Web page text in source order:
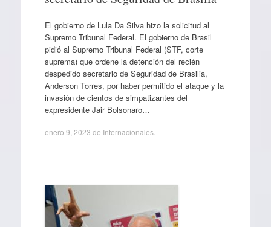
El gobierno de Lula Da Silva hizo la solicitud al
Supremo Tribunal Federal. El gobierno de Brasil
pidió al Supremo Tribunal Federal (STF, corte
suprema) que ordene la detención del recién
despedido secretario de Seguridad de Brasilia,
Anderson Torres, por haber permitido el ataque y la
invasión de cientos de simpatizantes del
expresidente Jair Bolsonaro…
enero 9, 2023 de Internacionales.